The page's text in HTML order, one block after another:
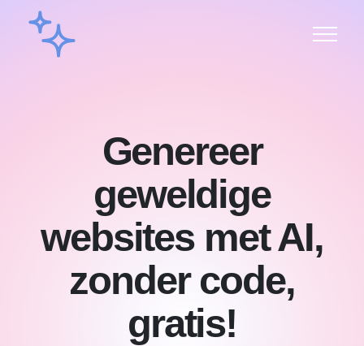
Genereer
geweldige
websites met AI,
zonder code,
gratis!